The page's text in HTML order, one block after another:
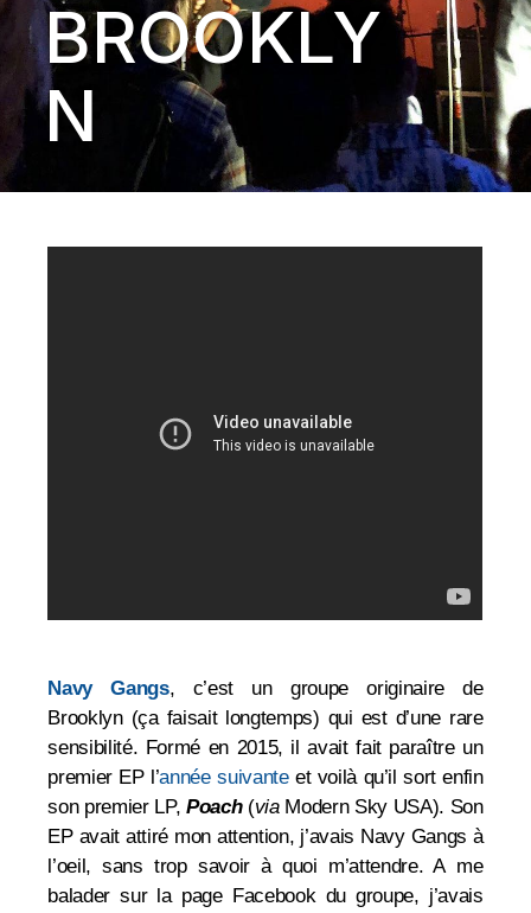
BROOKLY
N
Navy Gangs, c’est un groupe originaire de
Brooklyn (ça faisait longtemps) qui est d’une rare
sensibilité. Formé en 2015, il avait fait paraître un
premier EP l’année suivanteet voilà qu’il sort enfin
son premier LP, Poach(viaModern Sky USA). Son
EP avait attiré mon attention, j’avais Navy Gangs à
l’oeil, sans trop savoir à quoi m’attendre. A me
balader sur la page Facebook du groupe, j’avais